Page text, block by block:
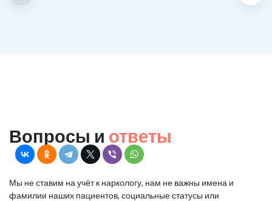
Вопросы и ответы
Мы не ставим на учёт к наркологу, нам не важны имена и
фамилии наших пациентов, социальные статусы или